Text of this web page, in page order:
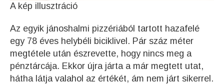
A kép illusztráció
Az egyik jánoshalmi pizzériából tartott hazafelé
egy 78 éves helybéli biciklivel. Pár száz méter
megtétele után észrevette, hogy nincs meg a
pénztárcája. Ekkor újra járta a már megtett utat,
hátha látja valahol az értékét, ám nem járt sikerrel.